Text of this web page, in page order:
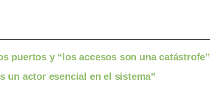
puertos y “los accesos son una catástrofe”
un actor esencial en el sistema”